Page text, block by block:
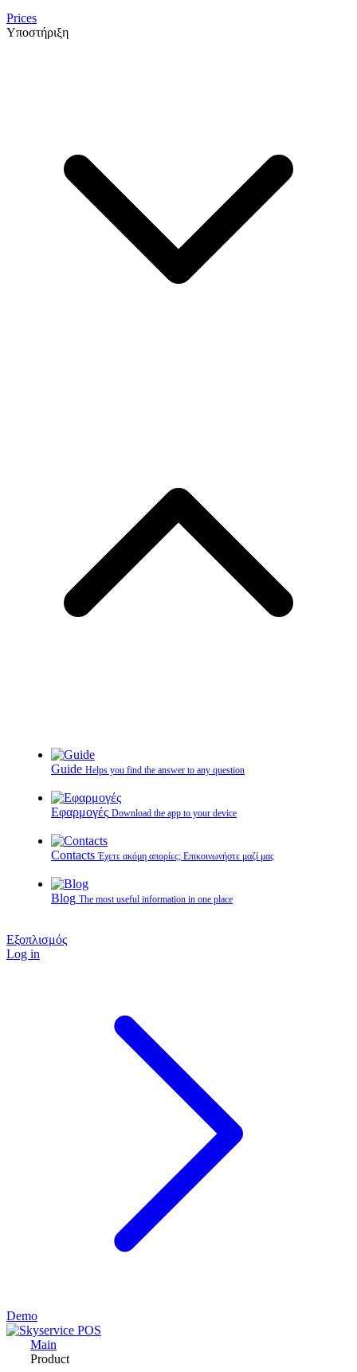
Prices
Υποστήριξη
Guide Helps you find the answer to any question
Εφαρμογές Download the app to your device
Contacts Έχετε ακόμη απορίες; Επικοινωνήστε μαζί μας
Blog The most useful information in one place
Εξοπλισμός
Log in
Demo
Main
Product